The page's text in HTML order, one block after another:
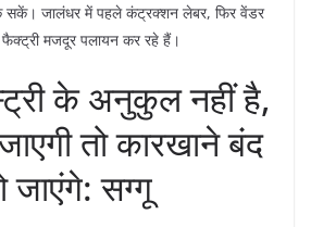
सकें। जालंधर में पहले कंट्रक्शन लेबर, फिर वेंडर
मजदूर पलायन कर रहे हैं।
के अनुकुल नहीं है,
तो कारखाने बंद
जाएंगे: सग्गू